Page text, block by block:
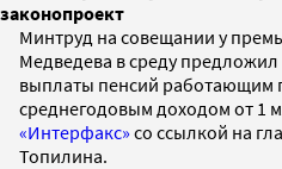
законопроект
Минтруд на совещании у
Медведева в среду
выплаты пенсий работающим
среднегодовым доходом от 1
«Интерфакс» со ссылкой на
Топилина.